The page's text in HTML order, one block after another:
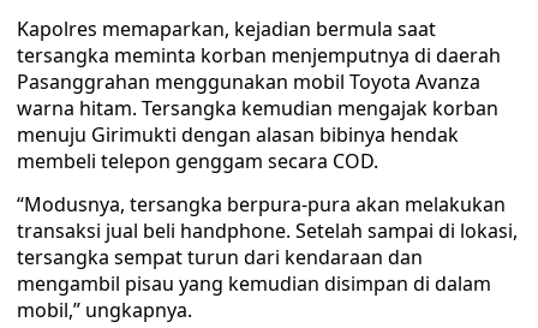
Kapolres memaparkan, kejadian bermula saat
tersangka meminta korban menjemputnya di daerah
Pasanggrahan menggunakan mobil Toyota Avanza
warna hitam. Tersangka kemudian mengajak korban
menuju Girimukti dengan alasan bibinya hendak
membeli telepon genggam secara COD.
“Modusnya, tersangka berpura-pura akan melakukan
transaksi jual beli handphone. Setelah sampai di lokasi,
tersangka sempat turun dari kendaraan dan
mengambil pisau yang kemudian disimpan di dalam
mobil,” ungkapnya.